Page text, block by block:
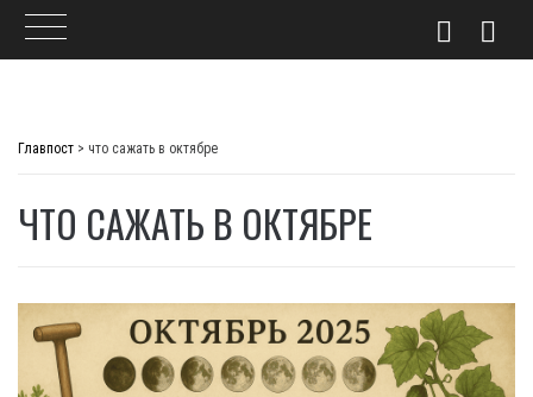
Главпост > что сажать в октябре
ЧТО САЖАТЬ В ОКТЯБРЕ